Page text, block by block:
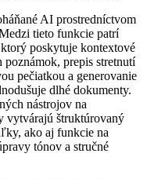
AI prostredníctvom
tieto funkcie patrí
poskytuje kontextové
poznámok, prepis stretnutí
pečiatkou a generovanie
dlhé dokumenty.
nástrojov na
vytvárajú štruktúrovaný
ako aj funkcie na
tónov a stručné